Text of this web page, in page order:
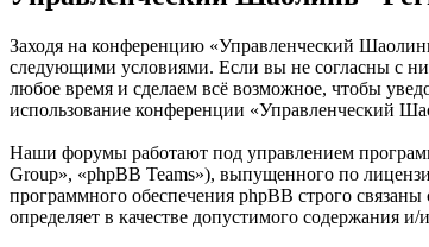
Заходя на конференцию «Управленческий
следующими условиями. Если вы не согласны с
любое время и сделаем всё возможное, чтобы
использование конференции «Управленческий
Наши форумы работают под управлением
Group», «phpBB Teams»), выпущенного по
программного обеспечения phpBB строго
определяет в качестве допустимого содержания